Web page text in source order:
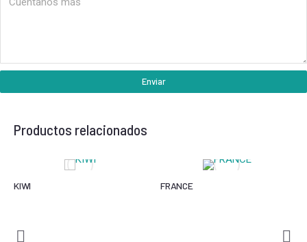
Enviar
Productos relacionados
KIWI FRANCE